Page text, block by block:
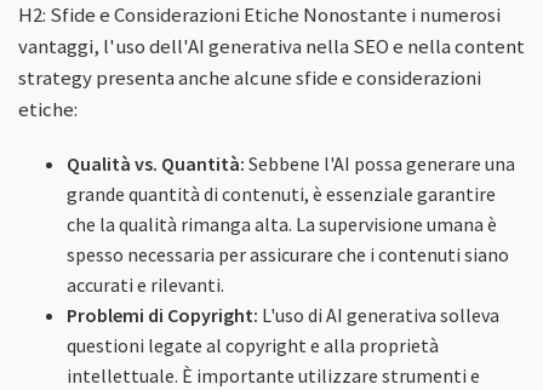
H2: Sfide e Considerazioni Etiche Nonostante i numerosi
vantaggi, l'uso dell'AI generativa nella SEO e nella content
strategy presenta anche alcune sfide e considerazioni
etiche:
Qualità vs. Quantità: Sebbene l'AI possa generare una
grande quantità di contenuti, è essenziale garantire
che la qualità rimanga alta. La supervisione umana è
spesso necessaria per assicurare che i contenuti siano
accurati e rilevanti.
Problemi di Copyright: L'uso di AI generativa solleva
questioni legate al copyright e alla proprietà
intellettuale. È importante utilizzare strumenti e